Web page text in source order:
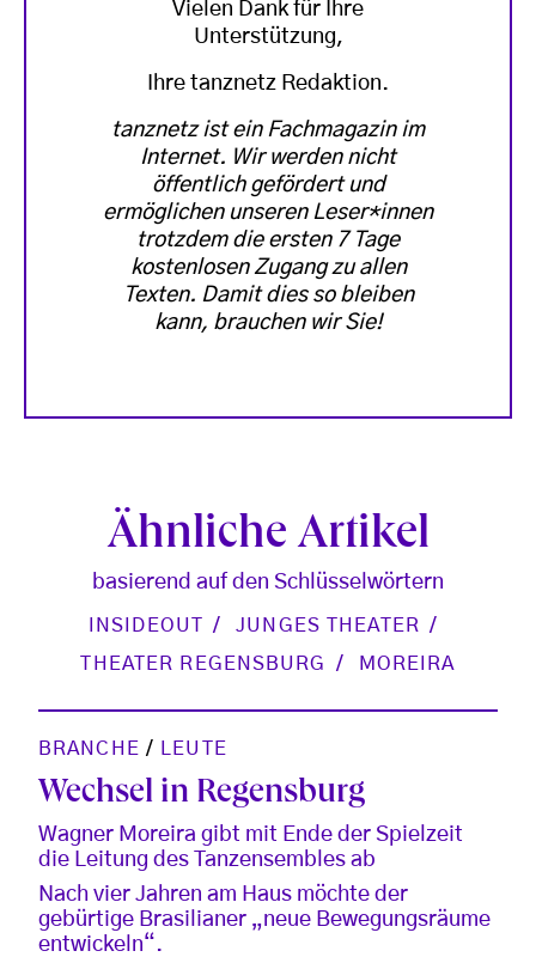
Vielen Dank für Ihre
Unterstützung,
Ihre tanznetz Redaktion.
tanznetz ist ein Fachmagazin im
Internet. Wir werden nicht
öffentlich gefördert und
ermöglichen unseren Leser*innen
trotzdem die ersten 7 Tage
kostenlosen Zugang zu allen
Texten. Damit dies so bleiben
kann, brauchen wir Sie!
Ähnliche Artikel
basierend auf den Schlüsselwörtern
INSIDEOUT
JUNGES THEATER
THEATER REGENSBURG
MOREIRA
BRANCHE / LEUTE
Wechsel in Regensburg
Wagner Moreira gibt mit Ende der Spielzeit
die Leitung des Tanzensembles ab
Nach vier Jahren am Haus möchte der
gebürtige Brasilianer „neue Bewegungsräume
entwickeln“.